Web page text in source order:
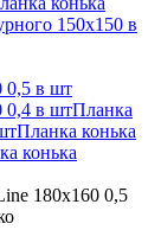
150x150 в
0,5 в шт
0,4 в штПланка
Планка конька
конька
180x160 0,5